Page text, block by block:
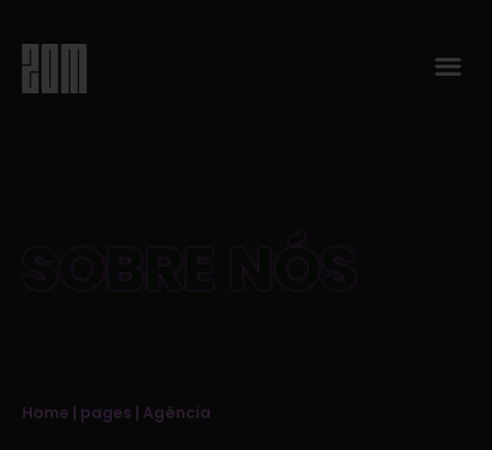
SOBRE NÓS
Home | pages | Agência